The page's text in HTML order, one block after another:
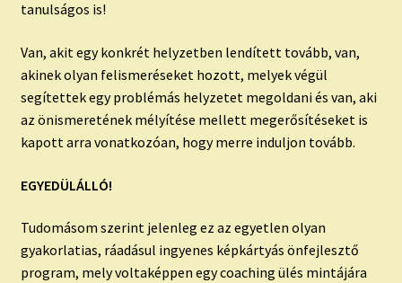
tanulságos is!
Van, akit egy konkrét helyzetben lendített tovább, van,
akinek olyan felismeréseket hozott, melyek végül
segítettek egy problémás helyzetet megoldani és van, aki
az önismeretének mélyítése mellett megerősítéseket is
kapott arra vonatkozóan, hogy merre induljon tovább.
EGYEDÜLÁLLÓ!
Tudomásom szerint jelenleg ez az egyetlen olyan
gyakorlatias, ráadásul ingyenes képkártyás önfejlesztő
program, mely voltaképpen egy coaching ülés mintájára